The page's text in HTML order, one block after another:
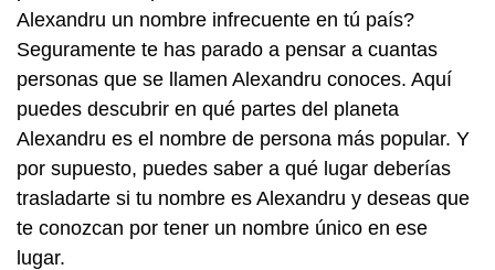
Alexandru un nombre infrecuente en tú país?
Seguramente te has parado a pensar a cuantas
personas que se llamen Alexandru conoces. Aquí
puedes descubrir en qué partes del planeta
Alexandru es el nombre de persona más popular. Y
por supuesto, puedes saber a qué lugar deberías
trasladarte si tu nombre es Alexandru y deseas que
te conozcan por tener un nombre único en ese
lugar.